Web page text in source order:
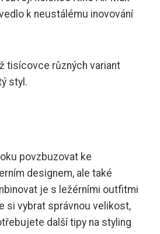
k neustálému inovování
tisícovce různých variant
styl.
povzbuzovat ke
designem, ale také
je s ležérními outfitmi
si vybrat správnou velikost,
další tipy na styling